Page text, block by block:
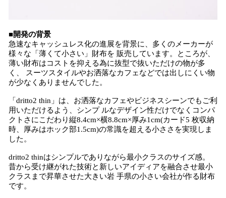
■開発の背景
急速なキャッシュレス化の進展を背景に、多くのメーカーが
様々な「薄くて小さい」財布を 販売しています。ところが、
薄い財布はコストを抑える為に抜型で抜いただけの物が多
く、 スーツスタイルやお洒落なカフェなどでは出しにくい物
が少なくありませんでした。
「dritto2 thin」は、お洒落なカフェやビジネスシーンでもご利
用いただけるよう、シンプ ルなデザイン性だけでなくコンパ
クトさにこだわり縦8.4cm×横8.8cm×厚み1cm(カード5 枚収納
時、厚みはホック部1.5cm)の常識を超える小ささを実現しま
した。
dritto2 thinはシンプルでありながら最小クラスのサイズ感。
昔から受け継がれた技術と新しいアイディアを融合させ最小
クラスまで昇華させた大きい岩 手県の小さい会社が作る財布
です。